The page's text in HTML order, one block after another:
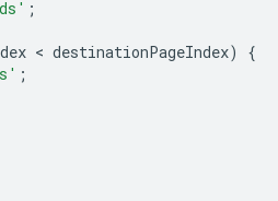
;
< destinationPageIndex)
{
;